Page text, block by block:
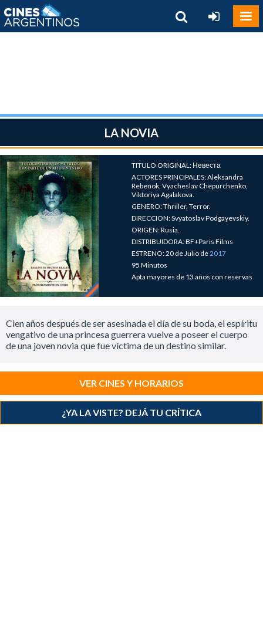
LA NOVIA
TITULO ORIGINAL: Невеста
ACTORES PRINCIPALES: Aleksandra
Rebenok, Vyacheslav Chepurchenko,
Viktoriya Agalakova.
GENERO: Thriller, Terror.
DIRECCION: Svyatoslav Podgayevskiy.
ORIGEN: Rusia.
DISTRIBUIDORA: BF+Paris Films
ESTRENO: 20 de Julio de2017
95 Minutos
Apta mayores de 13 años con reservas
Cien años después de ser asesinada el día de su boda, el espíritu
vengativo de una princesa guerrera vuelve a poseer el cuerpo
de una joven novia que fue víctima de un destino similar.
VER CINES Y HORARIOS
¿YA LA VISTE? DEJÁ TU CRÍTICA